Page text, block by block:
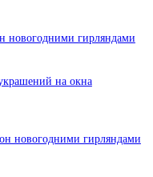
новогодними гирляндами
на окна
новогодними гирляндами